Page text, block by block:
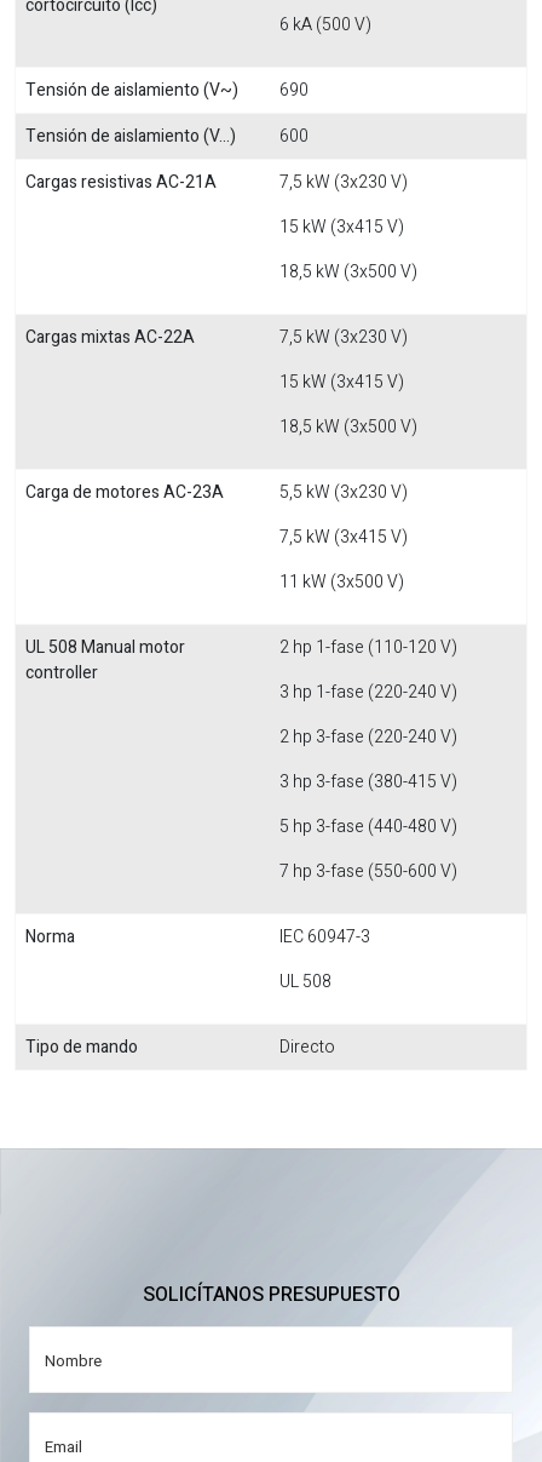
cortocircuito (Icc)
6 kA (500 V)
Tensión de aislamiento (V~)
690
Tensión de aislamiento (V...)
600
Cargas resistivas AC-21A
7,5 kW (3x230 V)
15 kW (3x415 V)
18,5 kW (3x500 V)
Cargas mixtas AC-22A
7,5 kW (3x230 V)
15 kW (3x415 V)
18,5 kW (3x500 V)
Carga de motores AC-23A
5,5 kW (3x230 V)
7,5 kW (3x415 V)
11 kW (3x500 V)
UL 508 Manual motor
controller
2 hp 1-fase (110-120 V)
3 hp 1-fase (220-240 V)
2 hp 3-fase (220-240 V)
3 hp 3-fase (380-415 V)
5 hp 3-fase (440-480 V)
7 hp 3-fase (550-600 V)
Norma
IEC 60947-3
UL 508
Tipo de mando Directo
SOLICÍTANOS PRESUPUESTO